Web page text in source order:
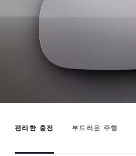
편리한 충전 부드러운 주행